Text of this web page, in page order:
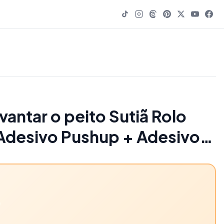
o peito Sutiã Rolo
Pushup + Adesivos
de mamilo - 70% OFF |